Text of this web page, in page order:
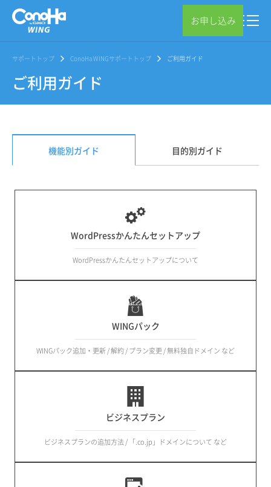
お申し込み
サポートトップ ConoHa WINGサポートトップ ご利用ガイド
ご利用ガイド
機能別ガイド 目的別ガイド
WordPressかんたんセットアップ
WordPressかんたんセットアップについて
WINGパック
WINGパック追加・更新 / 解約 / プラン変更 / 無料独自ドメイン など
ビジネスプラン
ビジネスプランの追加方法 / 「.co.jp」ドメインについて など